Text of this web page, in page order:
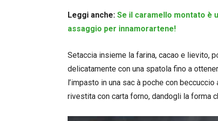
Leggi anche: Se il caramello montato è
assaggio per innamorartene!
Setaccia insieme la farina, cacao e lievito,
delicatamente con una spatola fino a
l’impasto in una sac à poche con
rivestita con carta forno, dandogli la